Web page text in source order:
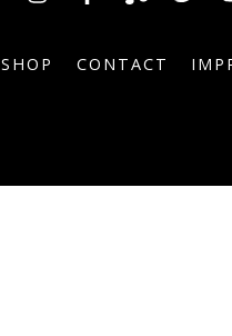
SHOP CONTACT